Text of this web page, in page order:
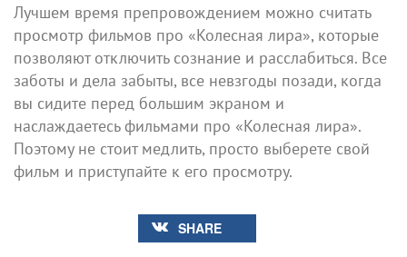
Лучшем время препровождением можно считать
просмотр фильмов про «Колесная лира», которые
позволяют отключить сознание и расслабиться. Все
заботы и дела забыты, все невзгоды позади, когда
вы сидите перед большим экраном и
наслаждаетесь фильмами про «Колесная лира».
Поэтому не стоит медлить, просто выберете свой
фильм и приступайте к его просмотру.
SHARE